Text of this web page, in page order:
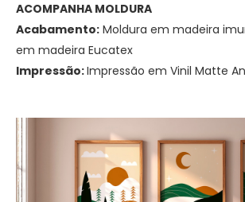
ACOMPANHA MOLDURA
Acabamento: Moldura em madeira
em madeira Eucatex
Impressão:Impressão em Vinil Matte